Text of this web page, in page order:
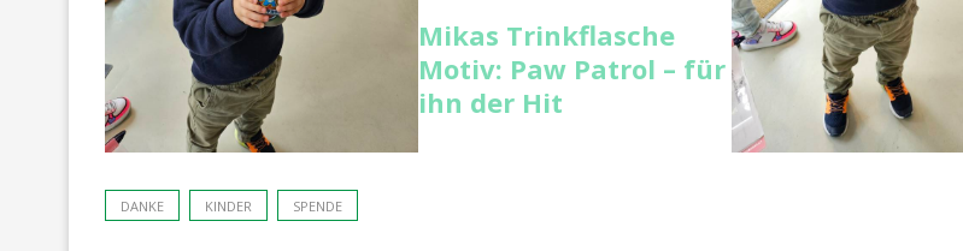
Mikas Trinkflasche
Motiv: Paw Patrol – für
ihn der Hit
DANKE KINDER SPENDE